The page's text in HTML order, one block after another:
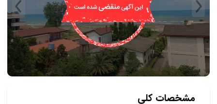
مشخصات کلی